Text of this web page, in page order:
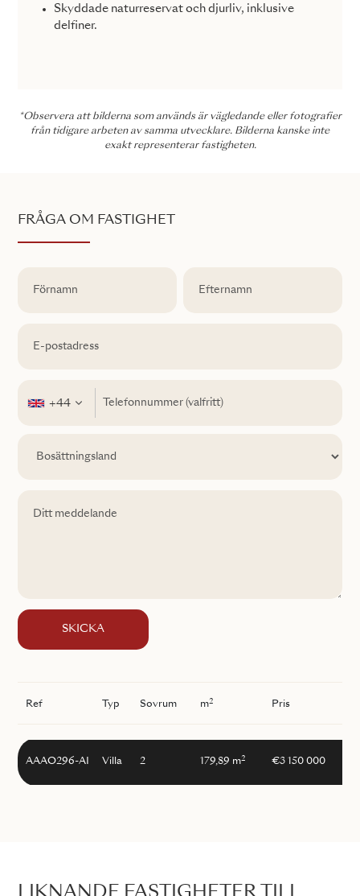
Skyddade naturreservat och djurliv, inklusive
delfiner.
*Observera att bilderna som används är vägledande eller fotografier
från tidigare arbeten av samma utvecklare. Bilderna kanske inte
exakt representerar fastigheten.
FRÅGA OM FASTIGHET
+44
SKICKA
Ref Typ Sovrum m2 Pris
AAAO296-AI Villa 2 179,89 m2 €3 150 000